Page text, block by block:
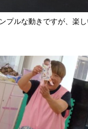
プルな動きですが、楽し